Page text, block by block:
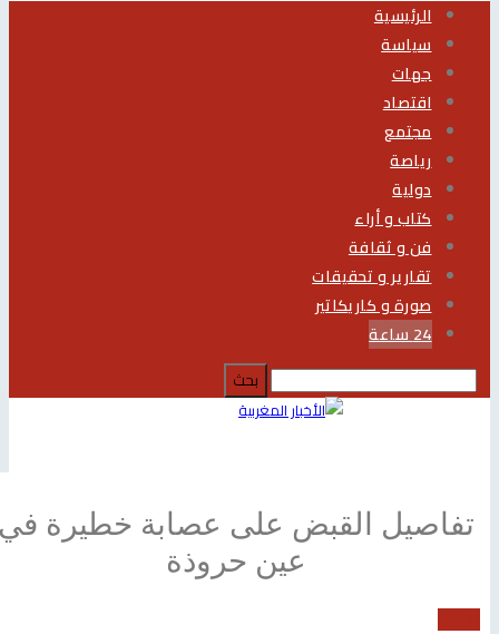
الرئيسية
سياسة
جهات
اقتصاد
مجتمع
رياصة
دولية
كتاب و أراء
فن و ثقافة
تقارير و تحقيقات
صورة و كاريكاتير
24 ساعة
تفاصيل القبض على عصابة خطيرة في
عين حروذة